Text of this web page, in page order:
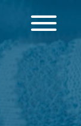
Toggle